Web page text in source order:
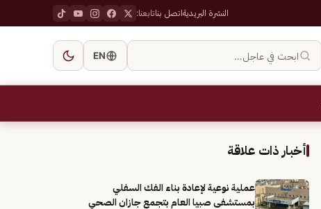
النشرة البريديةاتصل بناتابعنا:
ابحث في عاجل… EN
أخبار ذات علاقة
عملية نوعية لإعادة بناء الفك السفلي
بمستشفى صبيا العام بتجمع جازان الصحي